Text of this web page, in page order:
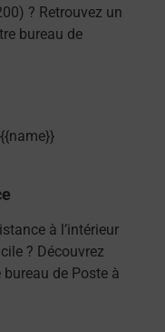
? Retrouvez un
bureau de
à l’intérieur
? Découvrez
de Poste à